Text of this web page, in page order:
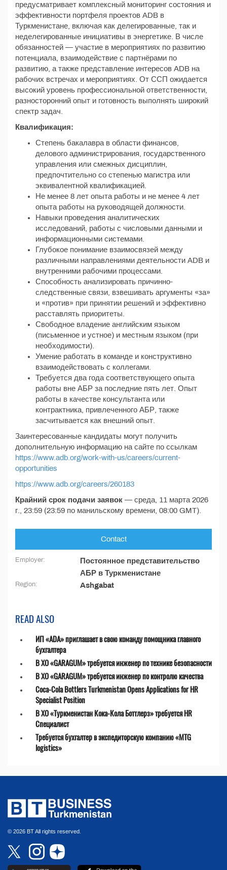
предусматривает комплексный мониторинг состояния и
эффективности портфеля проектов ADB в
Туркменистане, включая как делегированные, так и
неделегированные инициативы в энергетике. В числе
обязанностей — участие в мероприятиях по развитию
потенциала, взаимодействие с партнёрами по
развитию, а также представление интересов ADB на
рабочих встречах и мероприятиях. От ССП ожидается
высокий уровень профессиональной ответственности,
разносторонний опыт и готовность выполнять широкий
спектр задач.
Квалификация:
Степень бакалавра в области финансов,
делового администрирования, государственного
управления или смежных дисциплин,
предпочтительно со степенью магистра или
эквивалентной квалификацией.
Не менее 8 лет опыта работы и не менее 4 лет
опыта работы на руководящей должности.
Навыки проведения аналитических
исследований, работы с числовыми данными и
информационными системами.
Глубокое понимание взаимосвязей между
различными направлениями деятельности ADB и
внутренними рабочими процессами.
Способность анализировать причинно-
следственные связи, взвешивать аргументы «за»
и «против» при принятии решений и эффективно
расставлять приоритеты.
Свободное владение английским языком
(письменное и устное) и местным языком (при
необходимости).
Умение работать в команде и конструктивно
взаимодействовать с коллегами.
Требуется два года соответствующего опыта
работы вне АБР за последние пять лет. Опыт
работы в качестве консультанта или
контрактника, привлеченного АБР, также
засчитывается как внешний опыт.
Заинтересованные кандидаты могут получить
дополнительную информацию на сайте по ссылкам
https://www.adb.org/work-with-us/careers/current-
opportunities
https://www.adb.org/careers/260183
Крайний срок подачи заявок — среда, 11 марта 2026
г., 23:59 (23:59 по манильскому времени, 08:00 GMT).
Contact
Employer:
Постоянное представительство
АБР в Туркменистане
Region: Ashgabat
READ ALSO
ИП «ADA» приглашает в свою команду помощника главного
бухгалтера
В ХО «GARAGUM» требуется инженер по технике безопасности
В ХО «GARAGUM» требуется инженер по контролю качества
Coca-Cola Bottlers Turkmenistan Opens Applications for HR
Specialist Position
В ХО «Туркменистан Кока-Кола Боттлерз» требуется HR
Специалист
Требуется бухгалтер в экспедиторскую компанию «MTG
logistics»
© 2026 BT All rights reserved.